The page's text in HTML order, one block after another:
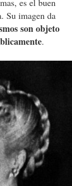
es el buen
Su imagen da
son objeto
.